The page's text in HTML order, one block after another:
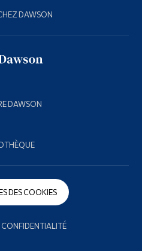
DAWSON
DAWSON
DES COOKIES